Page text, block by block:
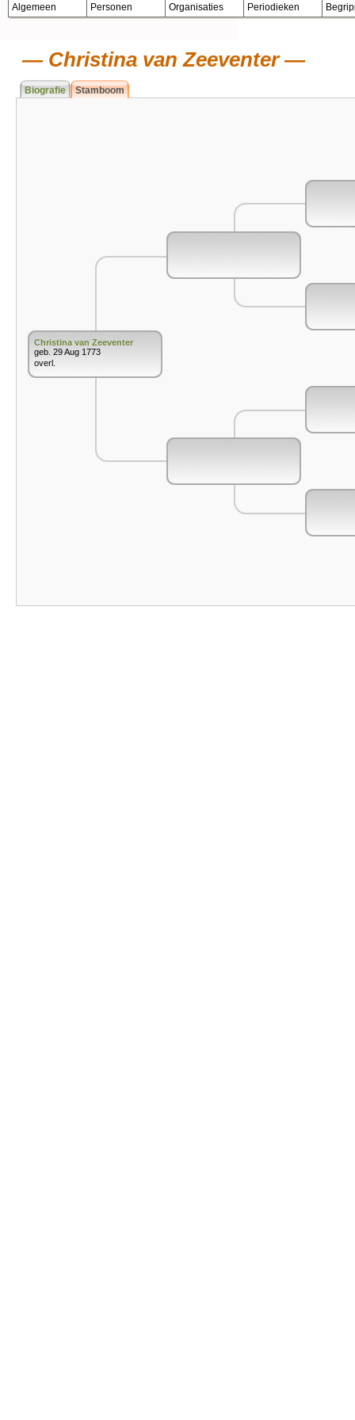
Algemeen Personen Organisaties Periodieken
Christina van Zeeventer
Biografie Stamboom
Christina van Zeeventer
geb. 29 Aug 1773
overl.